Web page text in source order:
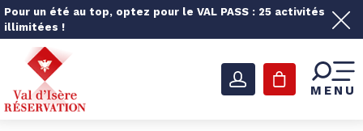
Pour un été au top, optez pour le VAL PASS : 25 activités
illimitées !
MENU